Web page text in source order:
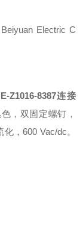
Electric C
E-Z1016-8387连接
，双固定螺钉，
，600 Vac/dc。